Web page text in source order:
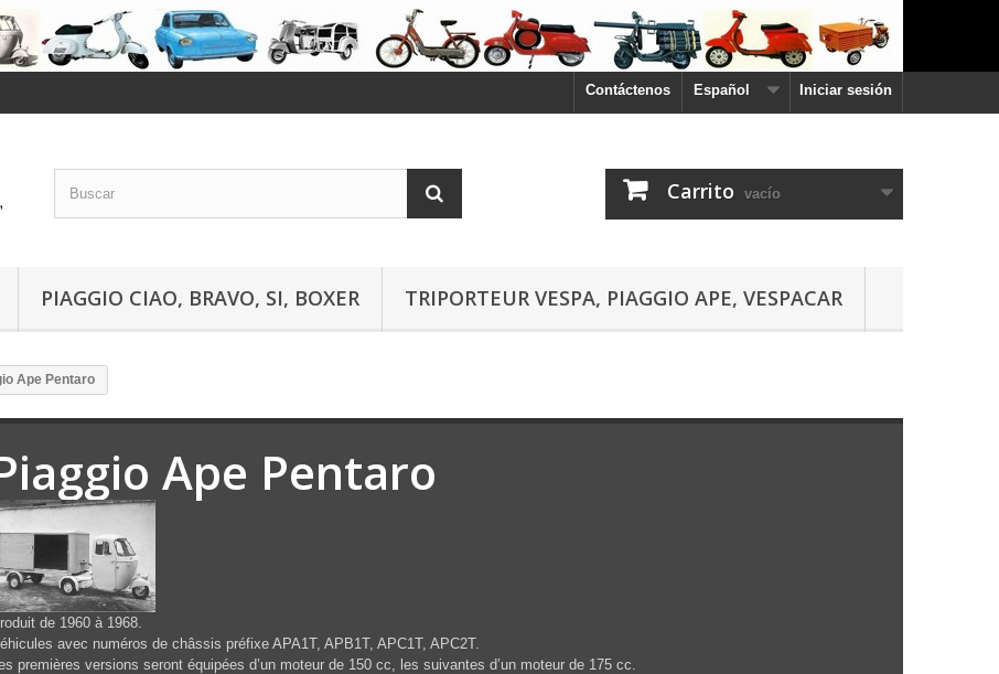
Iniciar sesión
Español
Contáctenos
Carrito vacío
PIAGGIO CIAO, BRAVO, SI, BOXER TRIPORTEUR VESPA, PIAGGIO APE, VESPACAR
Ape Pentaro
Ape Pentaro
de 1960 à 1968.
avec numéros de châssis préfixe APA1T, APB1T, APC1T, APC2T.
premières versions seront équipées d’un moteur de 150 cc, les suivantes d’un moteur de 175 cc.